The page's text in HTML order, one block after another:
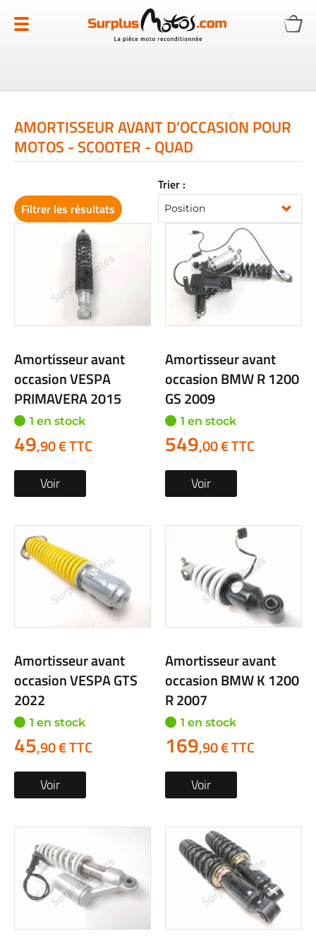
au
contenu
AMORTISSEUR AVANT D’OCCASION POUR
MOTOS - SCOOTER - QUAD
Trier :
Amortisseur avant
occasion VESPA
PRIMAVERA 2015
1 en stock
49,90 € TTC
Voir
Amortisseur avant
occasion BMW R 1200
GS 2009
1 en stock
549,00 € TTC
Voir
Amortisseur avant
occasion VESPA GTS
2022
1 en stock
45,90 € TTC
Voir
Amortisseur avant
occasion BMW K 1200
R 2007
1 en stock
169,90 € TTC
Voir
Filtrer les résultats